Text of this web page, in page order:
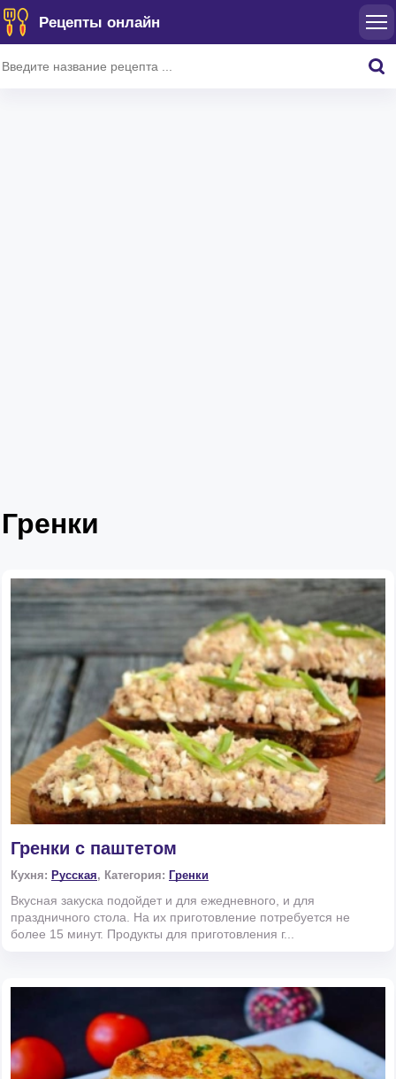
Рецепты онлайн
Гренки
Гренки с паштетом
Кухня: Русская, Категория: Гренки
Вкусная закуска подойдет и для ежедневного, и для
праздничного стола. На их приготовление потребуется не
более 15 минут. Продукты для приготовления г...